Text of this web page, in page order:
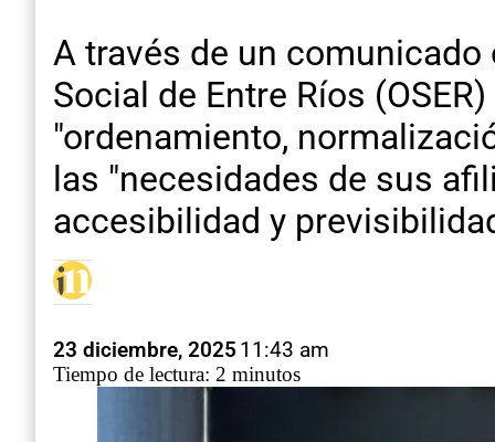
A través de un comunicado
Social de Entre Ríos
"ordenamiento,
las "necesidades de sus
accesibilidad y
23 diciembre, 2025 11:43 am
Tiempo de lectura: 2 minutos